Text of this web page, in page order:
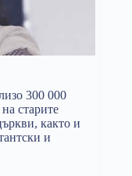
300 000
старите
както и
и